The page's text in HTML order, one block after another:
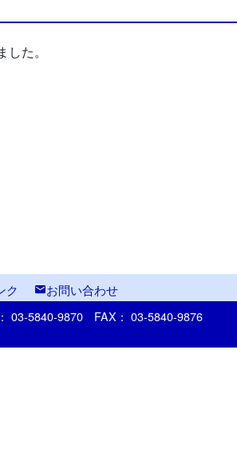
た。
ク お問い合わせ
03-5840-9870 FAX： 03-5840-9876